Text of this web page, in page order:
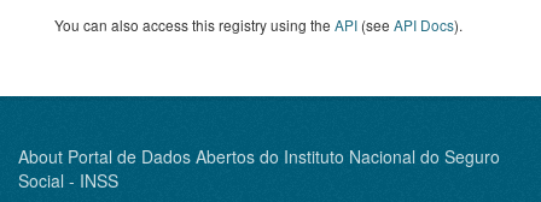
You can also access this registry using the API (see API Docs).
About Portal de Dados Abertos do Instituto Nacional do Seguro
Social - INSS